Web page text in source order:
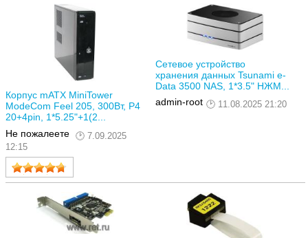
Корпус mATX MiniTower
ModeCom Feel 205, 300Вт, P4
20+4pin, 1*5.25"+1(2...
Не пожалеете
7.09.2025
12:15
Сетевое устройство
хранения данных Tsunami e-
Data 3500 NAS, 1*3.5" НЖМ...
admin-root
11.08.2025 21:20